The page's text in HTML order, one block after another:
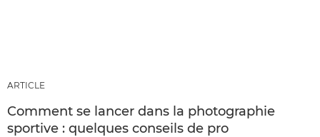
ARTICLE
Comment se lancer dans la photographie
sportive : quelques conseils de pro